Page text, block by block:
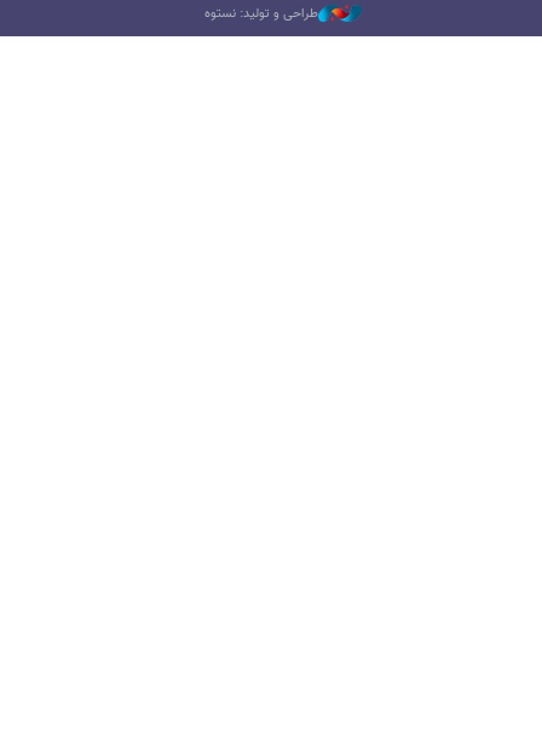
طراحی و تولید: نستوه